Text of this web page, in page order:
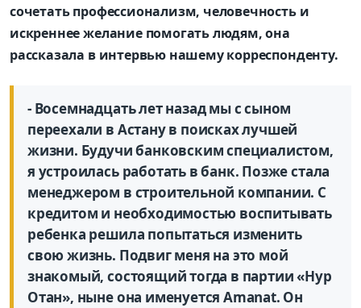
сочетать профессионализм, человечность и
искреннее желание помогать людям, она
рассказала в интервью нашему корреспонденту.
- Восемнадцать лет назад мы с сыном
переехали в Астану в поисках лучшей
жизни. Будучи банковским специалистом,
я устроилась работать в банк. Позже стала
менеджером в строи­тельной компании. С
кредитом и необходимостью воспитывать
ребенка решила попытаться изменить
свою жизнь. Подвиг меня на это мой
знакомый, состоящий тогда в партии «Нур
Отан», ныне она именуется Amanat. Он